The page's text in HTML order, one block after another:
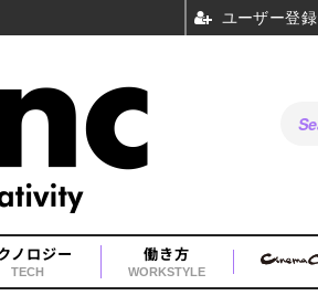
ノロジー
TECH
働き方
WORKSTYLE
ユーザー登録